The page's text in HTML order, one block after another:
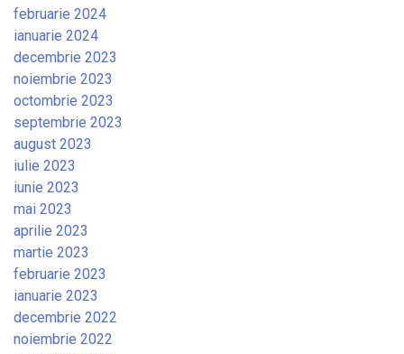
februarie 2024
ianuarie 2024
decembrie 2023
noiembrie 2023
octombrie 2023
septembrie 2023
august 2023
iulie 2023
iunie 2023
mai 2023
aprilie 2023
martie 2023
februarie 2023
ianuarie 2023
decembrie 2022
noiembrie 2022